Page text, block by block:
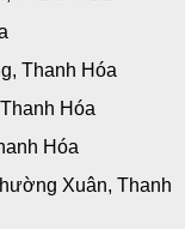
Thanh Hóa
Hóa
Hóa
Xuân, Thanh